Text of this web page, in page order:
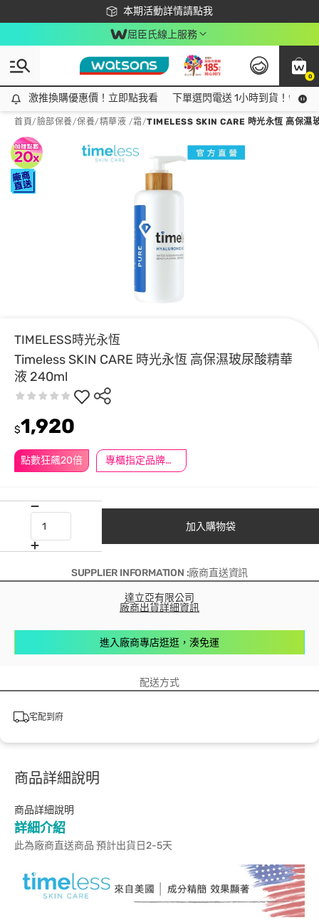
本期活動詳情請點我
下載app最高回饋$350
屈臣氏線上服務
0
激推換購優惠價！立即點我看
激推換購優惠價！立即點我看 下單選閃電送 1小時到貨！領神
首頁/臉部保養/保養/精華液 /霜/TIMELESS SKIN CARE 時光永恆 高保濕
TIMELESS時光永恆
Timeless SKIN CARE 時光永恆 高保濕玻尿酸精華
液 240ml
點數狂飆20倍 專櫃指定品牌滿2000送$200
$1,920
加入購物袋
SUPPLIER INFORMATION :廠商直送資訊
達立亞有限公司
廠商出貨詳細資訊
進入廠商專店逛逛，湊免運
配送方式
宅配到府
商品詳細說明
商品詳細說明
詳細介紹
此為廠商直送商品 預計出貨日2-5天